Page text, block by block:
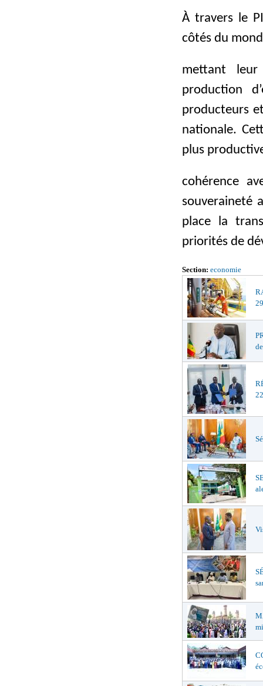
À travers le
côtés du
mettant leur
production
producteurs
nationale.
plus
cohérence
souveraineté
place la
priorités de
Section: economie